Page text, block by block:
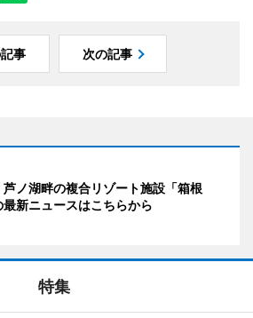
事 次の記事
芦ノ湖畔の複合リゾート施設「箱根
最新ニュースはこちらから
特集